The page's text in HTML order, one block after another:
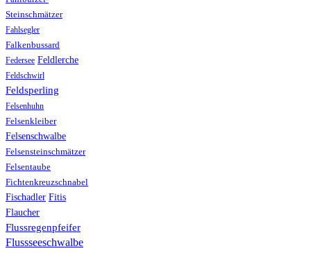
Steinschmätzer
Fahlsegler
Falkenbussard
Federsee Feldlerche
Feldschwirl
Feldsperling
Felsenhuhn
Felsenkleiber
Felsenschwalbe
Felsensteinschmätzer
Felsentaube
Fichtenkreuzschnabel
Fischadler Fitis
Flaucher
Flussregenpfeifer
Flussseeschwalbe